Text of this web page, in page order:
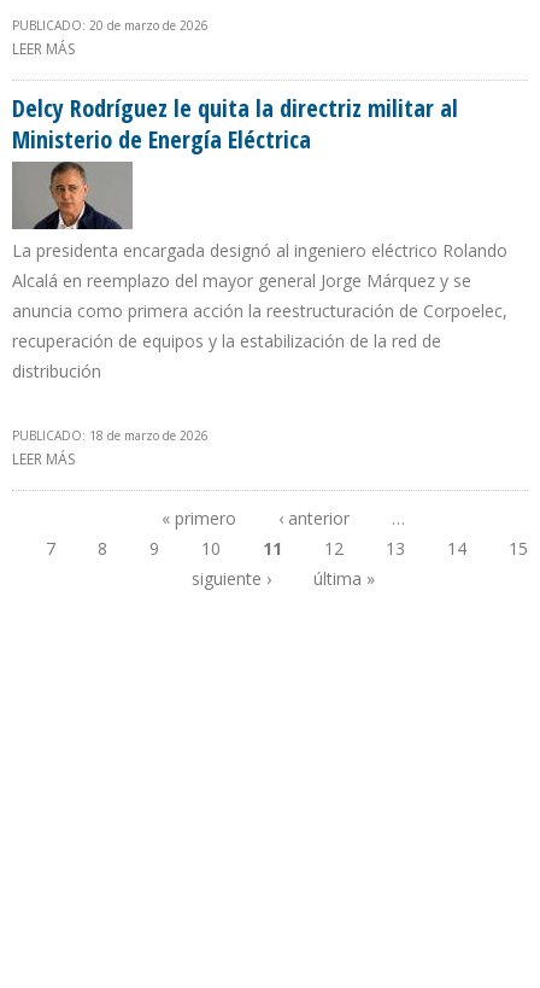
PUBLICADO: 20 de marzo de 2026
LEER MÁS
Delcy Rodríguez le quita la directriz militar al
Ministerio de Energía Eléctrica
La presidenta encargada designó al ingeniero eléctrico Rolando
Alcalá en reemplazo del mayor general Jorge Márquez y se
anuncia como primera acción la reestructuración de Corpoelec,
recuperación de equipos y la estabilización de la red de
distribución
PUBLICADO: 18 de marzo de 2026
LEER MÁS
Páginas
« primero ‹ anterior
…
7
8 9 10 11 12 13 14
15
siguiente ›
última »